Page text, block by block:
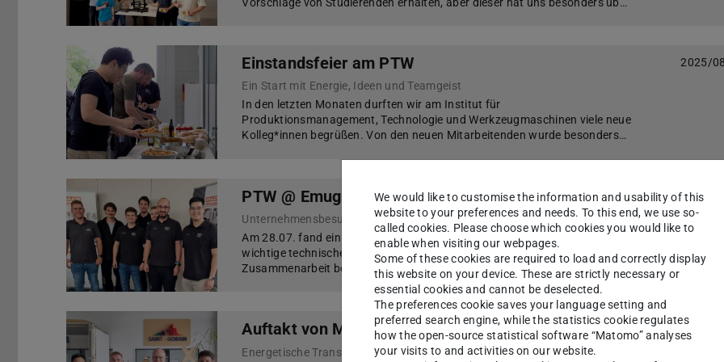
Einstandsfeier am PTW
2025/
Ein Start mit Energie, Ideen und Teamgeist
In den letzten Monaten durften wir am Institut für
Produktionsmanagement, Technologie und Werkzeugmaschinen viele neue
Kolleg*innen begrüßen. Von den neuen Mitarbeitenden wurde besonders…
PTW @ Emuge-Franken
2025/
Unternehmensbesuch und Austausch beim Werkzeughersteller Emuge-Franken
Am 28.07. fand ein Unternehmensbesuch bei Emuge-Franken statt, der
wichtige technische Einblicke und Anknüpfungspunkte für die künftige
Zusammenarbeit bot.
Auftakt von MISTRAL in Herzogenrath
2025/
We would like to customise the information and usability of this
website to your preferences and needs. To this end, we use so-
called cookies. Please choose which cookies you would like to
enable when visiting our webpages.
Some of these cookies are required to load and correctly display
this website on your device. These are strictly necessary or
essential cookies and cannot be deselected.
The preferences cookie saves your language setting and
preferred search engine, while the statistics cookie regulates
how the open-source statistical software “Matomo” analyses
your visits to and activities on our website.